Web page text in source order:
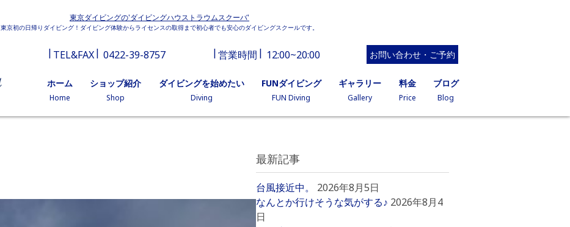
東京ダイビングの'ダイビングハウストラウムスクーバ'
東京初の日帰りダイビング！ダイビング体験からライセンスの取得まで初心者でも安心のダイビングスクールです。
TEL&FAX 0422-39-8757 営業時間 12:00~20:00 お問い合わせ・ご予約
ホーム
Home
ショップ紹介
Shop
ダイビングを始めたい
Diving
FUNダイビング
FUN Diving
ギャラリー
Gallery
料金
Price
ブログ
Blog
最新記事
台風接近中。
2026年8月5日
なんとか行けそうな気がする♪ 2026年8月4
日